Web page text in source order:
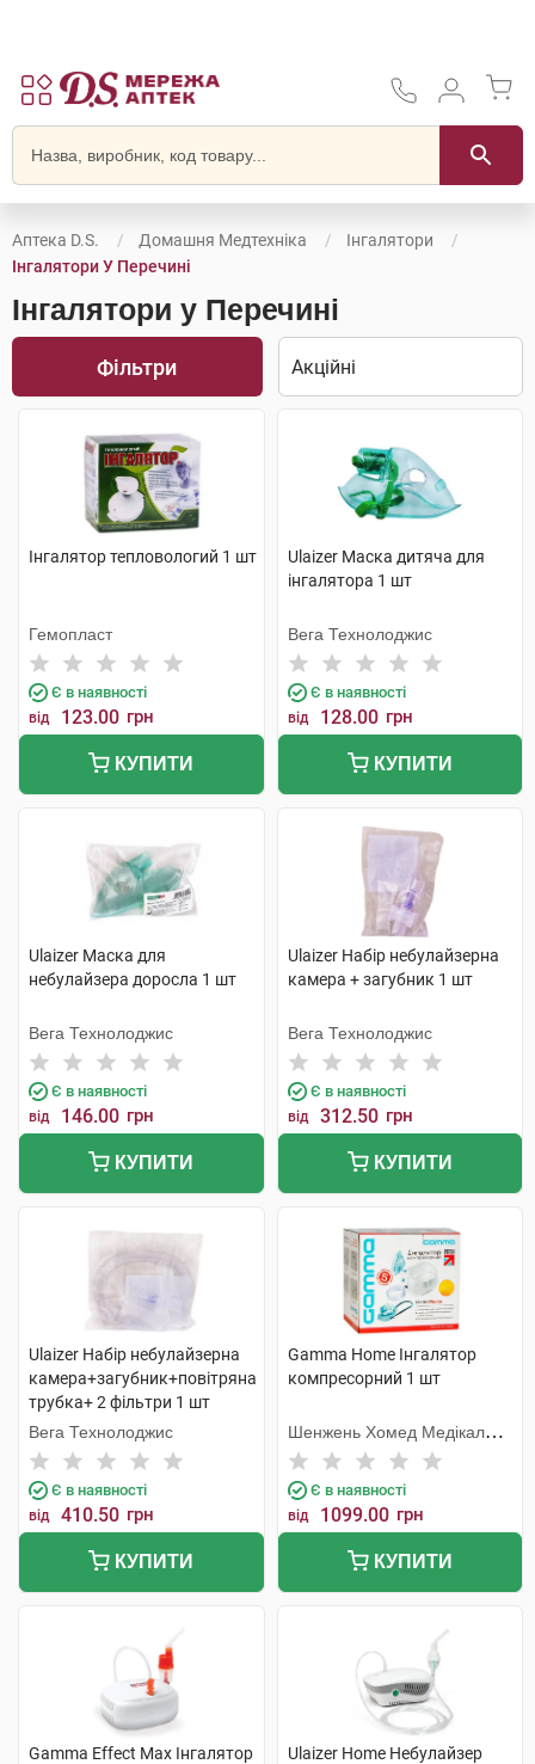
Аптека D.S. Домашня Медтехніка
Інгалятори
Інгалятори У Перечині
Інгалятори у Перечині
Фільтри
Інгалятор тепловологий 1 шт
Гемопласт
Є в наявності
від 123.00 грн
КУПИТИ
Ulaizer Маска дитяча для
інгалятора 1 шт
Вега Технолоджис
Є в наявності
від 128.00 грн
КУПИТИ
Ulaizer Маска для
небулайзера доросла 1 шт
Вега Технолоджис
Є в наявності
від 146.00 грн
КУПИТИ
Ulaizer Набір небулайзерна
камера + загубник 1 шт
Вега Технолоджис
Є в наявності
від 312.50 грн
КУПИТИ
Ulaizer Набір небулайзерна
камера+загубник+повітряна
трубка+ 2 фільтри 1 шт
Вега Технолоджис
Є в наявності
від 410.50 грн
КУПИТИ
Gamma Home Інгалятор
компресорний 1 шт
Шенжень Хомед Медікал
Девайс
Є в наявності
від 1099.00 грн
КУПИТИ
Gamma Effect Max Інгалятор
Ulaizer Home Небулайзер